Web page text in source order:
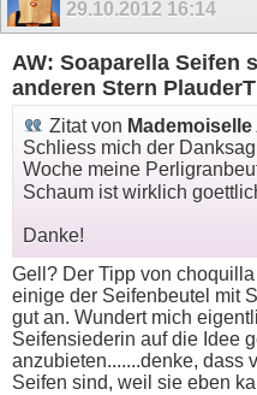
29.10.2012 16:14
AW: Soaparella Seifen
anderen Stern
Zitat von
Schliess mich der
Woche meine
Schaum ist wirklich
Danke!
Gell? Der Tipp von
einige der Seifenbeutel mit
gut an. Wundert mich
Seifensiederin auf die Idee
anzubieten.......denke, dass
Seifen sind, weil sie eben